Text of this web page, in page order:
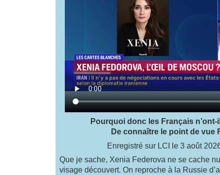
Pourquoi donc les Français
De connaître le point de vue
Enregistré sur LCI le 3 août
Que je sache, Xenia Federova ne se cache
visage découvert. On reproche à la Russie